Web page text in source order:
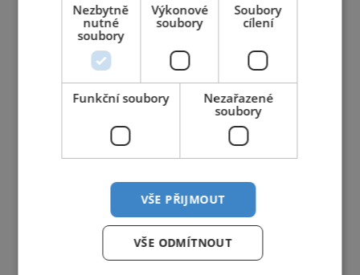
Nezbytně
nutné
soubory
Výkonové
soubory
Soubory
cílení
Funkční soubory
Nezařazené
soubory
VŠE PŘIJMOUT
VŠE ODMÍTNOUT